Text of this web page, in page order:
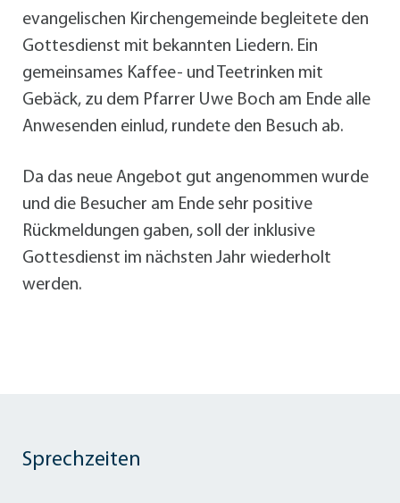
evangelischen Kirchengemeinde begleitete den
Gottesdienst mit bekannten Liedern. Ein
gemeinsames Kaffee- und Teetrinken mit
Gebäck, zu dem Pfarrer Uwe Boch am Ende alle
Anwesenden einlud, rundete den Besuch ab.
Da das neue Angebot gut angenommen wurde
und die Besucher am Ende sehr positive
Rückmeldungen gaben, soll der inklusive
Gottesdienst im nächsten Jahr wiederholt
werden.
Sprechzeiten